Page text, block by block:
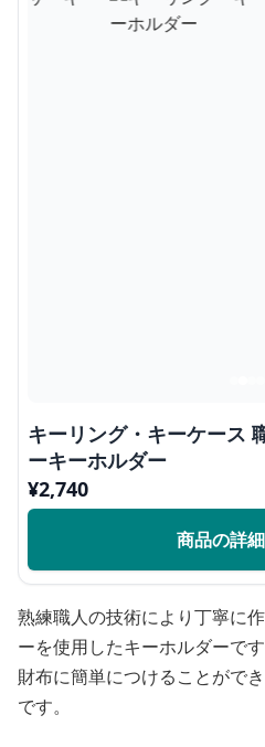
キーリング・キーケース
ーキーホルダー
¥2,740
商品の詳
熟練職人の技術により丁寧に
ーを使用したキーホルダーです
財布に簡単につけることがで
です。